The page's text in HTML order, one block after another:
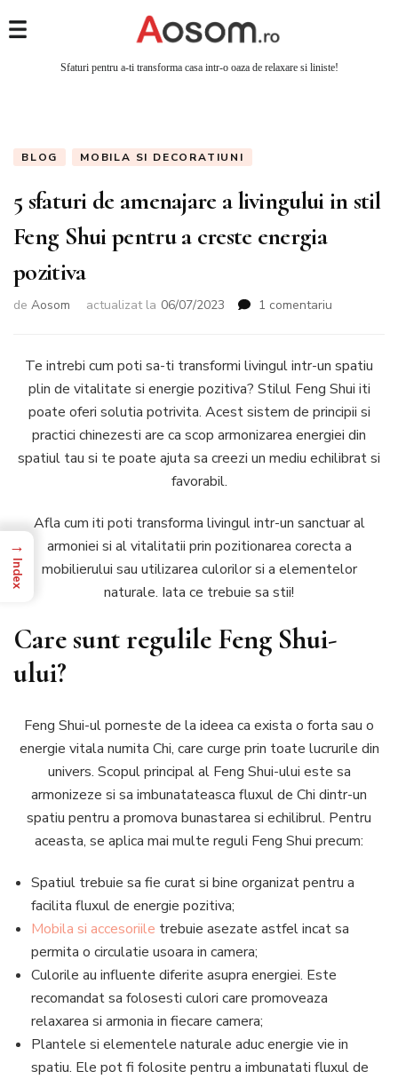
Sfaturi pentru a-ti transforma casa intr-o oaza de relaxare si liniste!
BLOG MOBILA SI DECORATIUNI
5 sfaturi de amenajare a livingului in stil
Feng Shui pentru a creste energia
pozitiva
de Aosom actualizat la 06/07/2023 1 comentariu
de
a
livingului
in
stil
a
creste
energia
Te intrebi cum poti sa-ti transformi livingul intr-un spatiu
plin de vitalitate si energie pozitiva? Stilul Feng Shui iti
poate oferi solutia potrivita. Acest sistem de principii si
practici chinezesti are ca scop armonizarea energiei din
spatiul tau si te poate ajuta sa creezi un mediu echilibrat si
favorabil.
Afla cum iti poti transforma livingul intr-un sanctuar al
armoniei si al vitalitatii prin pozitionarea corecta a
mobilierului sau utilizarea culorilor si a elementelor
naturale. Iata ce trebuie sa stii!
Care sunt regulile Feng Shui-
ului?
Feng Shui-ul porneste de la ideea ca exista o forta sau o
energie vitala numita Chi, care curge prin toate lucrurile din
univers. Scopul principal al Feng Shui-ului este sa
armonizeze si sa imbunatateasca fluxul de Chi dintr-un
spatiu pentru a promova bunastarea si echilibrul. Pentru
aceasta, se aplica mai multe reguli Feng Shui precum:
Spatiul trebuie sa fie curat si bine organizat pentru a
facilita fluxul de energie pozitiva;
Mobila si accesoriile trebuie asezate astfel incat sa
permita o circulatie usoara in camera;
Culorile au influente diferite asupra energiei. Este
recomandat sa folosesti culori care promoveaza
relaxarea si armonia in fiecare camera;
Plantele si elementele naturale aduc energie vie in
spatiu. Ele pot fi folosite pentru a imbunatati fluxul de
→
Index